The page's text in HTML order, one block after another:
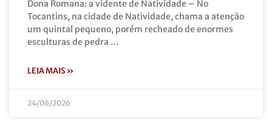
Dona Romana: a vidente de Natividade – No
Tocantins, na cidade de Natividade, chama a atenção
um quintal pequeno, porém recheado de enormes
esculturas de pedra …
LEIA MAIS »
24/06/2026